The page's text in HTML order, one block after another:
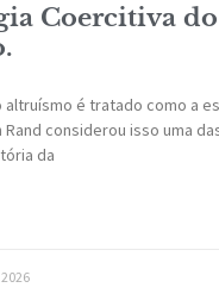
Coercitiva do
altruísmo é tratado como a
Rand considerou isso uma
da